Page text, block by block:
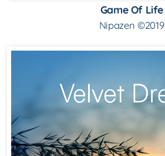
Game Of Life
Nipazen ©2019